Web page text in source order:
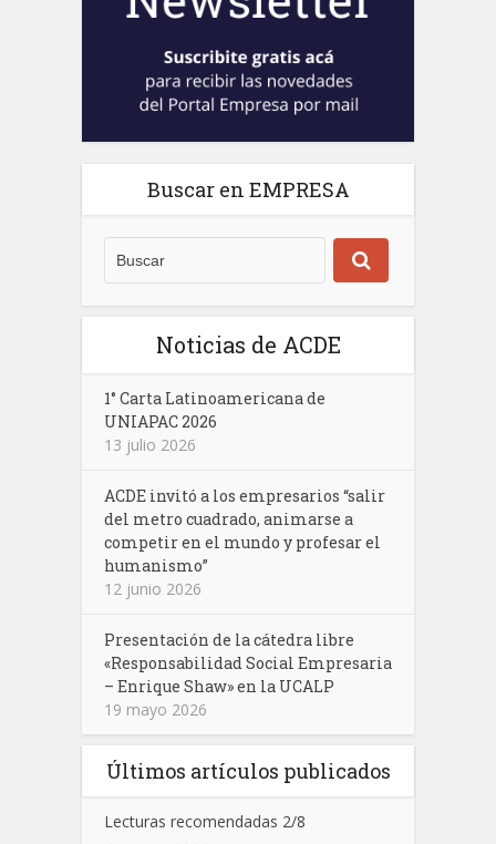
Buscar en EMPRESA
Noticias de ACDE
1° Carta Latinoamericana de
UNIAPAC 2026
13 julio 2026
ACDE invitó a los empresarios “salir
del metro cuadrado, animarse a
competir en el mundo y profesar el
humanismo”
12 junio 2026
Presentación de la cátedra libre
«Responsabilidad Social Empresaria
– Enrique Shaw» en la UCALP
19 mayo 2026
Últimos artículos publicados
Lecturas recomendadas 2/8